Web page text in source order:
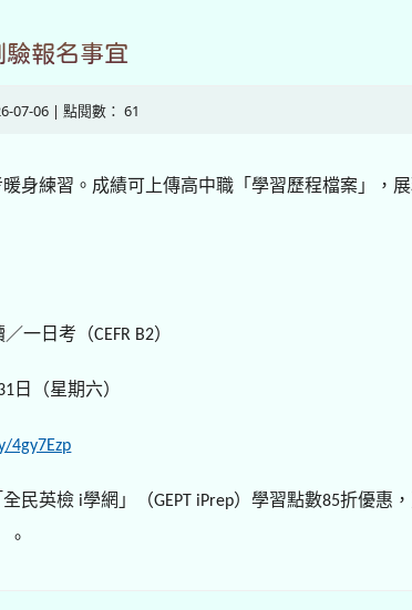
驗報名事宜
07-06 | 點閱數： 61
身練習。成績可上傳高中職「學習歷程檔案」，
／一日考（CEFR B2）
日（星期六）
4gy7Ezp
民英檢 i學網」（GEPT iPrep）學習點數85折優惠
。